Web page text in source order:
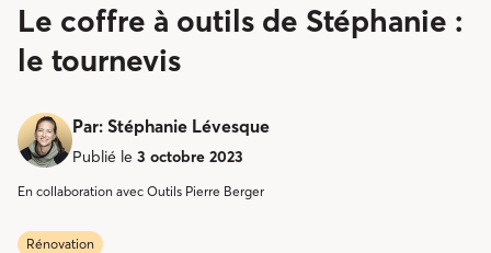
Le coffre à outils de Stéphanie :
le tournevis
Par: Stéphanie Lévesque
Publié le 3 octobre 2023
En collaboration avec Outils Pierre Berger
Rénovation